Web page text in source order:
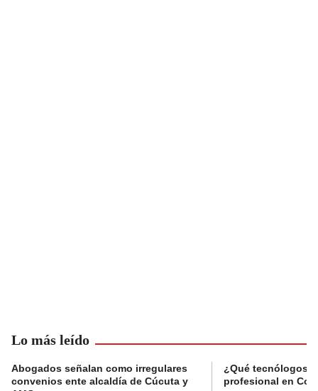
Lo más leído
Abogados señalan como irregulares
convenios ente alcaldía de Cúcuta y
¿Qué tecnólogos
profesional en